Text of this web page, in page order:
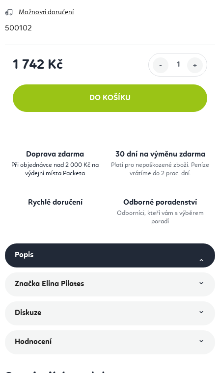
Možnosti doručení
500102
1 742 Kč
DO KOŠÍKU
Doprava zdarma
Při objednávce nad 2 000 Kč na
výdejní místa Packeta
30 dní na výměnu zdarma
Platí pro nepoškozené zboží. Peníze
vrátíme do 2 prac. dní.
Rychlé doručení Odborné poradenství
Odborníci, kteří vám s výběrem
poradí
Popis
Značka Elina Pilates
Diskuze
Hodnocení